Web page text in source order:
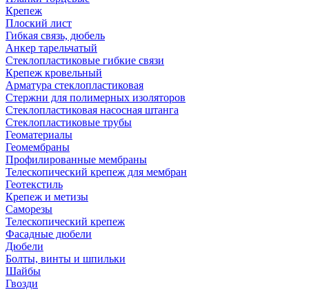
Крепеж
Плоский лист
Гибкая связь, дюбель
Анкер тарельчатый
Стеклопластиковые гибкие связи
Крепеж кровельный
Арматура стеклопластиковая
Стержни для полимерных изоляторов
Стеклопластиковая насосная штанга
Стеклопластиковые трубы
Геоматериалы
Геомембраны
Профилированные мембраны
Телескопический крепеж для мембран
Геотекстиль
Крепеж и метизы
Саморезы
Телескопический крепеж
Фасадные дюбели
Дюбели
Болты, винты и шпильки
Шайбы
Гвозди